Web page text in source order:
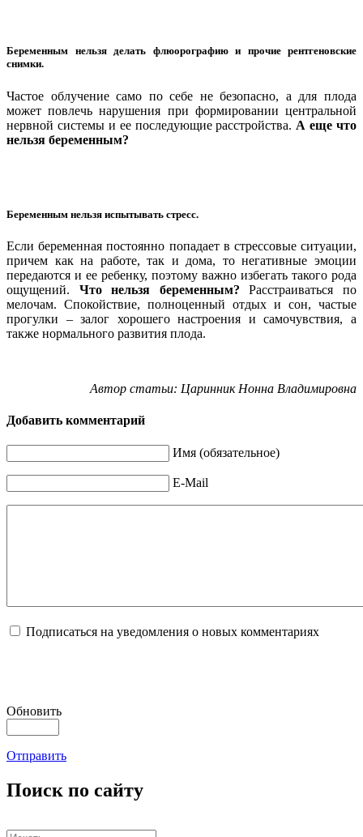
Беременным нельзя делать флюорографию и прочие рентгеновские
снимки.
Частое облучение само по себе не безопасно, а для плода
может повлечь нарушения при формировании центральной
нервной системы и ее последующие расстройства. А еще что
нельзя беременным?
Беременным нельзя испытывать стресс.
Если беременная постоянно попадает в стрессовые ситуации,
причем как на работе, так и дома, то негативные эмоции
передаются и ее ребенку, поэтому важно избегать такого рода
ощущений. Что нельзя беременным?Расстраиваться по
мелочам. Спокойствие, полноценный отдых и сон, частые
прогулки – залог хорошего настроения и самочувствия, а
также нормального развития плода.
Автор статьи: Царинник Нонна Владимировна
Добавить комментарий
Имя (обязательное)
E-Mail
Подписаться на уведомления о новых комментариях
Обновить
Отправить
Поиск по сайту